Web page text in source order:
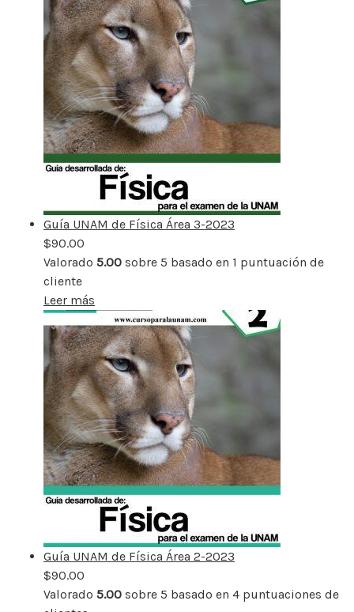
Guía UNAM de Física Área 3-2023
$90.00
Valorado 5.00 sobre 5 basado en 1 puntuación de
cliente
Leer más
Guía UNAM de Física Área 2-2023
$90.00
Valorado 5.00 sobre 5 basado en 4 puntuaciones de